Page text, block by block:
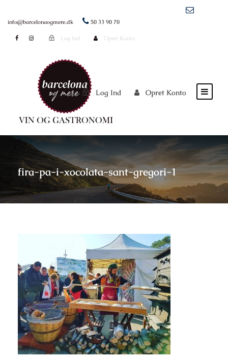
info@barcelonaogmere.dk 50 33 90 70
Log Ind Opret Konto
Log Ind Opret Konto
fira-pa-i-xocolata-sant-gregori-1